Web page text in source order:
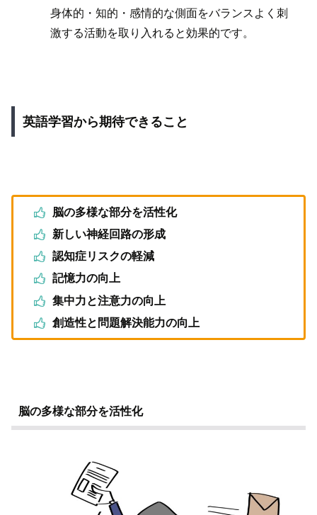
身体的・知的・感情的な側面をバランスよく刺
激する活動を取り入れると効果的です。
英語学習から期待できること
脳の多様な部分を活性化
新しい神経回路の形成
認知症リスクの軽減
記憶力の向上
集中力と注意力の向上
創造性と問題解決能力の向上
脳の多様な部分を活性化